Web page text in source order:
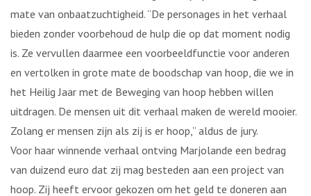
mate van onbaatzuchtigheid. “De personages in het verhaal
bieden zonder voorbehoud de hulp die op dat moment nodig
is. Ze vervullen daarmee een voorbeeldfunctie voor anderen
en vertolken in grote mate de boodschap van hoop, die we in
het Heilig Jaar met de Beweging van hoop hebben willen
uitdragen. De mensen uit dit verhaal maken de wereld mooier.
Zolang er mensen zijn als zij is er hoop,” aldus de jury.
Voor haar winnende verhaal ontving Marjolande een bedrag
van duizend euro dat zij mag besteden aan een project van
hoop. Zij heeft ervoor gekozen om het geld te doneren aan